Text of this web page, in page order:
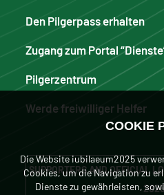
Den Pilgerpass erhalten
Zugang zum Portal
Pilgerzentrum
Werde freiwilliger Helfer
SUPPORTERS AND OFFICIAL
2025
COOKIE
Die Website iubilaeum2025
Cookies, um die Navigation zu
Dienste zu gewährleisten,